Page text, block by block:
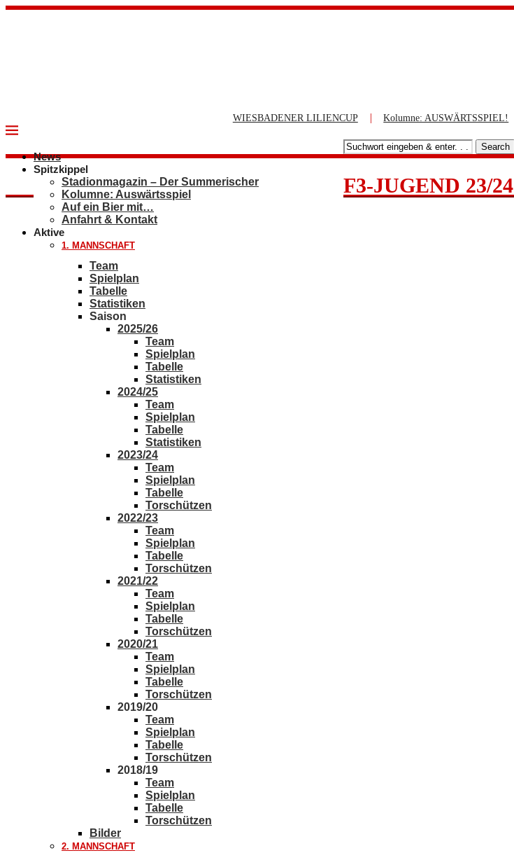
WIESBADENER LILIENCUP | Kolumne: AUSWÄRTSSPIEL!
News
Spitzkippel
Stadionmagazin – Der Summerischer
Kolumne: Auswärtsspiel
Auf ein Bier mit…
Anfahrt & Kontakt
Aktive
1. MANNSCHAFT
Team
Spielplan
Tabelle
Statistiken
Saison
2025/26
Team
Spielplan
Tabelle
Statistiken
2024/25
Team
Spielplan
Tabelle
Statistiken
2023/24
Team
Spielplan
Tabelle
Torschützen
2022/23
Team
Spielplan
Tabelle
Torschützen
2021/22
Team
Spielplan
Tabelle
Torschützen
2020/21
Team
Spielplan
Tabelle
Torschützen
2019/20
Team
Spielplan
Tabelle
Torschützen
2018/19
Team
Spielplan
Tabelle
Torschützen
Bilder
2. MANNSCHAFT
Search
F3-JUGEND 23/24